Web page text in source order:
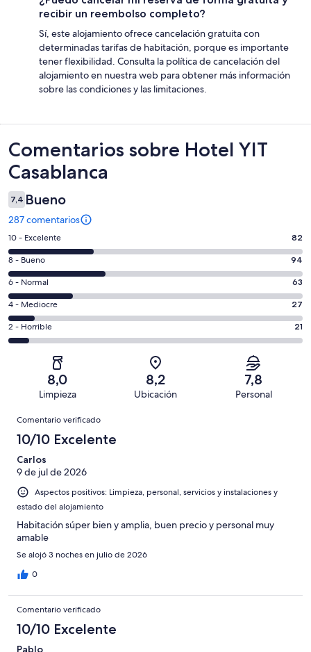
recibir un reembolso completo?
Sí, este alojamiento ofrece cancelación gratuita con
determinadas tarifas de habitación, porque es importante
tener flexibilidad. Consulta la política de cancelación del
alojamiento en nuestra web para obtener más información
sobre las condiciones y las limitaciones.
Comentarios
Comentarios sobre Hotel YIT
Casablanca
7,4 Bueno
287 comentarios
82
comentarios
de
un
total
de
287
con
puntuación
10 - Excelente 82
94
comentarios
de
un
total
de
puntuación
8 - Bueno 94
63
comentarios
de
un
total
puntuación
Normal
6 - Normal 63
27
comentarios
de
una
puntuación
Mediocre
4 - Mediocre 27
21
comentarios
287
una
puntuación
de
Horrible
2 - Horrible 21
8,0
Limpieza
8,2
Ubicación
7,8
Personal
Comentarios
Comentario verificado
10/10 Excelente
Carlos
9 de jul de 2026
Aspectos positivos: Limpieza, personal, servicios y instalaciones y
estado del alojamiento
Habitación súper bien y amplia, buen precio y personal muy
amable
Se alojó 3 noches en julio de 2026
0
Comentario verificado
10/10 Excelente
Pablo